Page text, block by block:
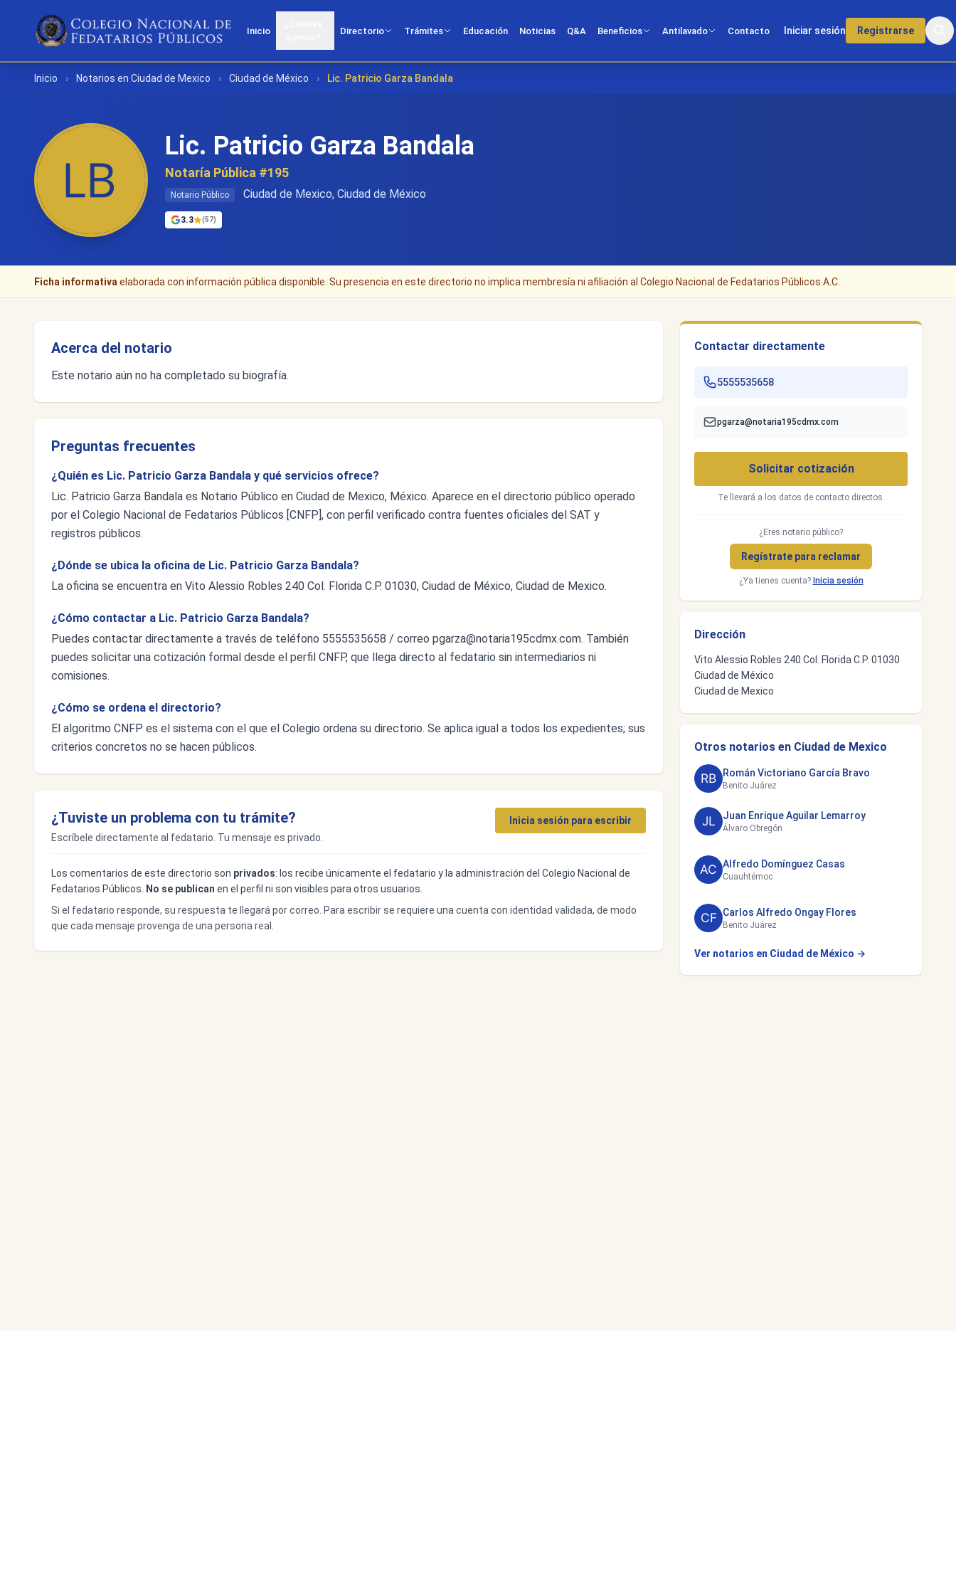
Inicio Directorio Trámites Educación Noticias Q&A Beneficios Antilavado Contacto Iniciar sesión Registrarse
Inicio › Notarios en Ciudad de Mexico › Ciudad de México › Lic. Patricio Garza Bandala
Lic. Patricio Garza Bandala
Notaría Pública #195
Notario Público Ciudad de Mexico, Ciudad de México
3.3 (57)
Ficha informativa elaborada con información pública disponible. Su presencia en este directorio no implica membresía ni afiliación al Colegio Nacional de Fedatarios Públicos A.C.
Acerca del notario
Este notario aún no ha completado su biografía.
Preguntas frecuentes
¿Quién es Lic. Patricio Garza Bandala y qué servicios ofrece?
Lic. Patricio Garza Bandala es Notario Público en Ciudad de Mexico, México. Aparece en el directorio público operado
por el Colegio Nacional de Fedatarios Públicos [CNFP], con perfil verificado contra fuentes oficiales del SAT y
registros públicos.
¿Dónde se ubica la oficina de Lic. Patricio Garza Bandala?
La oficina se encuentra en Vito Alessio Robles 240 Col. Florida C.P. 01030, Ciudad de México, Ciudad de Mexico.
¿Cómo contactar a Lic. Patricio Garza Bandala?
Puedes contactar directamente a través de teléfono 5555535658 / correo pgarza@notaria195cdmx.com. También
puedes solicitar una cotización formal desde el perfil CNFP, que llega directo al fedatario sin intermediarios ni
comisiones.
¿Cómo se ordena el directorio?
El algoritmo CNFP es el sistema con el que el Colegio ordena su directorio. Se aplica igual a todos los expedientes; sus
criterios concretos no se hacen públicos.
¿Tuviste un problema con tu trámite?
Escríbele directamente al fedatario. Tu mensaje es privado.
Inicia sesión para escribir
Los comentarios de este directorio son privados: los recibe únicamente el fedatario y la administración del Colegio Nacional de
Fedatarios Públicos.
No se publican en el perfil ni son visibles para otros usuarios.
Si el fedatario responde, su respuesta te llegará por correo. Para escribir se requiere una cuenta con identidad validada, de modo
que cada mensaje provenga de una persona real.
Contactar directamente
5555535658
pgarza@notaria195cdmx.com
Solicitar cotización
Te llevará a los datos de contacto directos.
¿Eres notario público?
Regístrate para reclamar
¿Ya tienes cuenta? Inicia sesión
Dirección
Vito Alessio Robles 240 Col. Florida C.P. 01030
Ciudad de México
Ciudad de Mexico
Otros notarios en Ciudad de Mexico
Román Victoriano García Bravo
Benito Juárez
Juan Enrique Aguilar Lemarroy
Álvaro Obregón
Alfredo Domínguez Casas
Cuauhtémoc
Carlos Alfredo Ongay Flores
Benito Juárez
Ver notarios en Ciudad de México →